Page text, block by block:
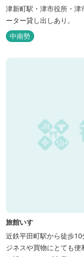
津新町駅・津市役所・津
ーター貸し出しあり。
中南勢
旅館いすゞ
近鉄平田町駅から徒歩
ジネスや買物にとても